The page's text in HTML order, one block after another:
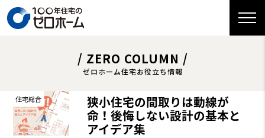
/ ZERO COLUMN /
ゼロホーム住宅お役立ち情報
住宅総合 狭小住宅の間取りは動線が
命！後悔しない設計の基本と
アイデア集